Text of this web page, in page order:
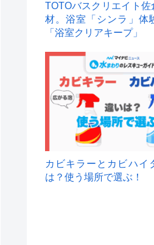
TOTOバスクリエイト佐
材。浴室「シンラ」体
「浴室クリアキープ」
カビキラーとカビハイ
は？使う場所で選ぶ！